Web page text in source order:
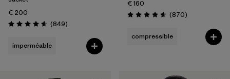
Filtrer par
Tissu
Filtrer par
Famille de produits
€ 200
Évaluation: 4.6 / 5
(849Avis
)
imperméable
€ 160
Évaluation: 4.7 / 5
(870Avis
)
compressible